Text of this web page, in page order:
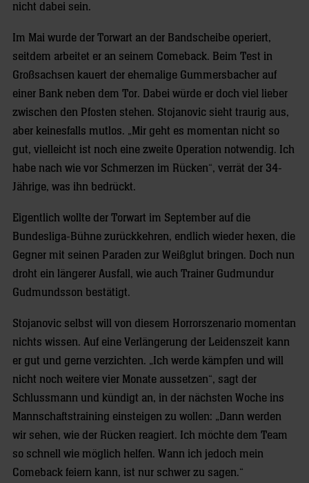
nicht dabei sein.
Im Mai wurde der Torwart an der Bandscheibe operiert,
seitdem arbeitet er an seinem Comeback. Beim Test in
Großsachsen kauert der ehemalige Gummersbacher auf
einer Bank neben dem Tor. Dabei würde er doch viel lieber
zwischen den Pfosten stehen. Stojanovic sieht traurig aus,
aber keinesfalls mutlos. „Mir geht es momentan nicht so
gut, vielleicht ist noch eine zweite Operation notwendig. Ich
habe nach wie vor Schmerzen im Rücken“, verrät der 34-
Jährige, was ihn bedrückt.
Eigentlich wollte der Torwart im September auf die
Bundesliga-Bühne zurückkehren, endlich wieder hexen, die
Gegner mit seinen Paraden zur Weißglut bringen. Doch nun
droht ein längerer Ausfall, wie auch Trainer Gudmundur
Gudmundsson bestätigt.
Stojanovic selbst will von diesem Horrorszenario momentan
nichts wissen. Auf eine Verlängerung der Leidenszeit kann
er gut und gerne verzichten. „Ich werde kämpfen und will
nicht noch weitere vier Monate aussetzen“, sagt der
Schlussmann und kündigt an, in der nächsten Woche ins
Mannschaftstraining einsteigen zu wollen: „Dann werden
wir sehen, wie der Rücken reagiert. Ich möchte dem Team
so schnell wie möglich helfen. Wann ich jedoch mein
Comeback feiern kann, ist nur schwer zu sagen.“